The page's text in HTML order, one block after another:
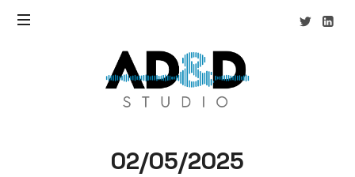
AD&D
Studio
02/05/2025